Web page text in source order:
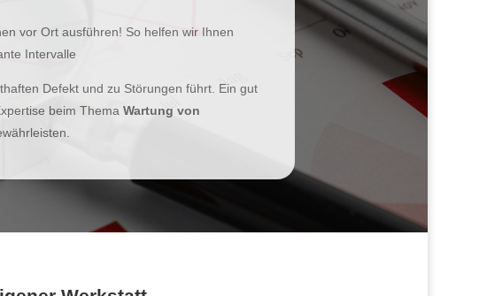
vor Ort ausführen! So helfen wir Ihnen
Intervalle
Defekt und zu Störungen führt. Ein gut
beim ThemaWartung von